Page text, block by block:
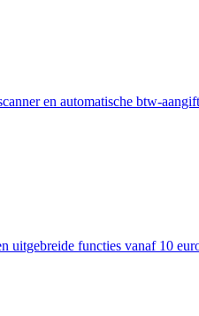
en automatische btw-
uitgebreide functies vanaf 10